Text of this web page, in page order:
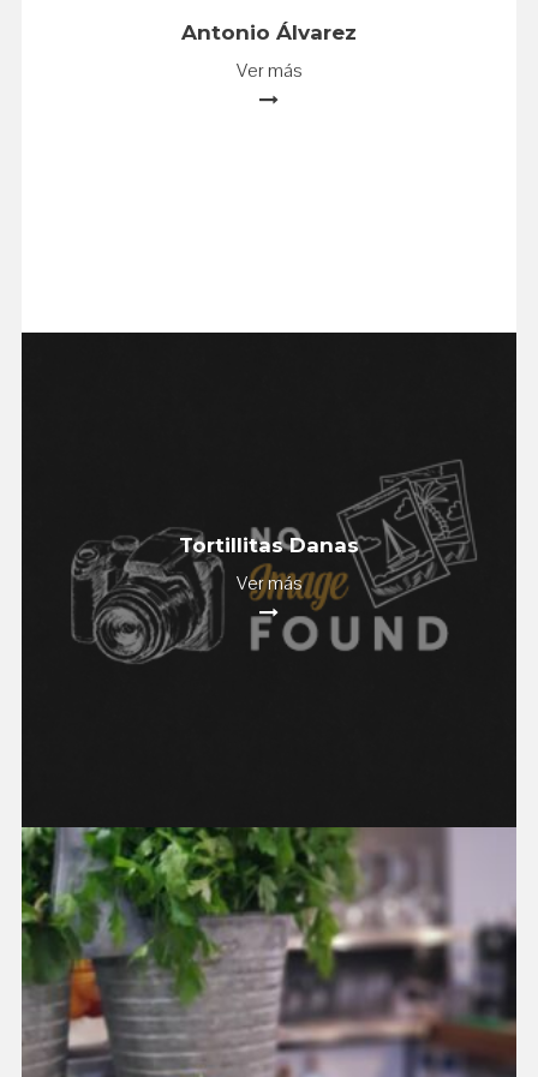
Antonio Álvarez
Ver más
Tortillitas Danas
Ver más